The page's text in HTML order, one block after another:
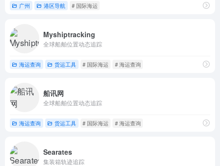
广州 港区导航 # 国际海运
Myshiptracking
全球船舶位置动态追踪
海运查询 货运工具 # 国际海运 # 海运查询
船讯网
全球船舶位置动态追踪
海运查询 货运工具 # 国际海运 # 海运查询
Searates
集装箱轨迹追踪